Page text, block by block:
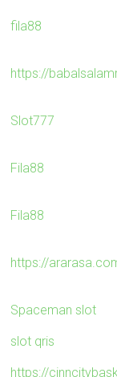
fila88
https://
Slot777
Fila88
Fila88
https://
Spaceman slot
slot qris
https://